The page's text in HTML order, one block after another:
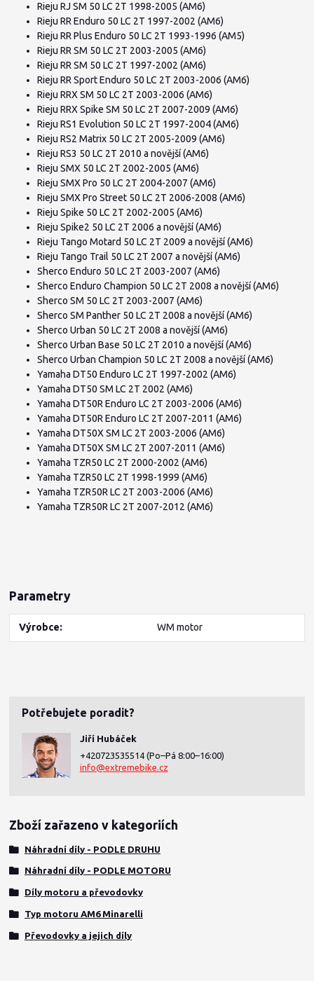
Rieju RJ SM 50 LC 2T 1998-2005 (AM6)
Rieju RR Enduro 50 LC 2T 1997-2002 (AM6)
Rieju RR Plus Enduro 50 LC 2T 1993-1996 (AM5)
Rieju RR SM 50 LC 2T 2003-2005 (AM6)
Rieju RR SM 50 LC 2T 1997-2002 (AM6)
Rieju RR Sport Enduro 50 LC 2T 2003-2006 (AM6)
Rieju RRX SM 50 LC 2T 2003-2006 (AM6)
Rieju RRX Spike SM 50 LC 2T 2007-2009 (AM6)
Rieju RS1 Evolution 50 LC 2T 1997-2004 (AM6)
Rieju RS2 Matrix 50 LC 2T 2005-2009 (AM6)
Rieju RS3 50 LC 2T 2010 a novější (AM6)
Rieju SMX 50 LC 2T 2002-2005 (AM6)
Rieju SMX Pro 50 LC 2T 2004-2007 (AM6)
Rieju SMX Pro Street 50 LC 2T 2006-2008 (AM6)
Rieju Spike 50 LC 2T 2002-2005 (AM6)
Rieju Spike2 50 LC 2T 2006 a novější (AM6)
Rieju Tango Motard 50 LC 2T 2009 a novější (AM6)
Rieju Tango Trail 50 LC 2T 2007 a novější (AM6)
Sherco Enduro 50 LC 2T 2003-2007 (AM6)
Sherco Enduro Champion 50 LC 2T 2008 a novější (AM6)
Sherco SM 50 LC 2T 2003-2007 (AM6)
Sherco SM Panther 50 LC 2T 2008 a novější (AM6)
Sherco Urban 50 LC 2T 2008 a novější (AM6)
Sherco Urban Base 50 LC 2T 2010 a novější (AM6)
Sherco Urban Champion 50 LC 2T 2008 a novější (AM6)
Yamaha DT50 Enduro LC 2T 1997-2002 (AM6)
Yamaha DT50 SM LC 2T 2002 (AM6)
Yamaha DT50R Enduro LC 2T 2003-2006 (AM6)
Yamaha DT50R Enduro LC 2T 2007-2011 (AM6)
Yamaha DT50X SM LC 2T 2003-2006 (AM6)
Yamaha DT50X SM LC 2T 2007-2011 (AM6)
Yamaha TZR50 LC 2T 2000-2002 (AM6)
Yamaha TZR50 LC 2T 1998-1999 (AM6)
Yamaha TZR50R LC 2T 2003-2006 (AM6)
Yamaha TZR50R LC 2T 2007-2012 (AM6)
Parametry
Výrobce WM motor
Potřebujete poradit?
Jiří Hubáček
+420723535514 (Po–Pá 8:00–16:00)
info@extremebike.cz
Zboží zařazeno v kategoriích
Náhradní díly - PODLE DRUHU
Náhradní díly - PODLE MOTORU
Díly motoru a převodovky
Typ motoru AM6 Minarelli
Převodovky a jejich díly